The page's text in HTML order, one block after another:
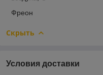
Фреон
Скрыть
Условия доставки